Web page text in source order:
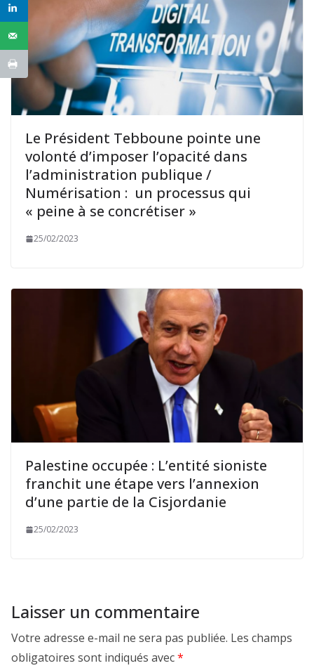
Le Président Tebboune pointe une
volonté d’imposer l’opacité dans
l’administration publique /
Numérisation : un processus qui
« peine à se concrétiser »
25/02/2023
Palestine occupée : L’entité sioniste
franchit une étape vers l’annexion
d’une partie de la Cisjordanie
25/02/2023
Laisser un commentaire
Votre adresse e-mail ne sera pas publiée. Les champs
obligatoires sont indiqués avec*